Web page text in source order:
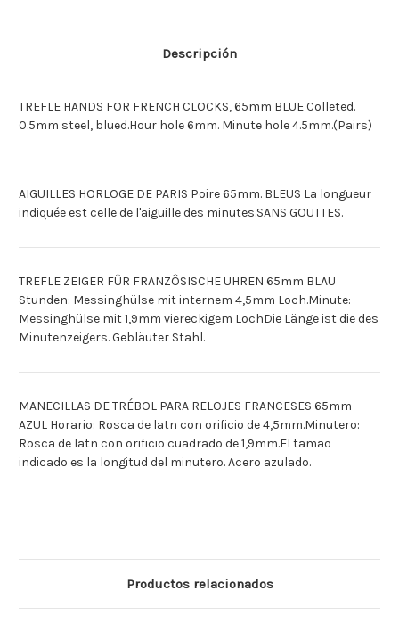
65MM
BLAU
65MM
65MM
BLAU
65MM
Descripción
TREFLE HANDS FOR FRENCH CLOCKS, 65mm BLUE Colleted.
0.5mm steel, blued.Hour hole 6mm. Minute hole 4.5mm.(Pairs)
AIGUILLES HORLOGE DE PARIS Poire 65mm. BLEUS La longueur
indiquée est celle de l'aiguille des minutes.SANS GOUTTES.
TREFLE ZEIGER FÛR FRANZÔSISCHE UHREN 65mm BLAU
Stunden: Messinghülse mit internem 4,5mm Loch.Minute:
Messinghülse mit 1,9mm viereckigem LochDie Länge ist die des
Minutenzeigers. Gebläuter Stahl.
MANECILLAS DE TRÉBOL PARA RELOJES FRANCESES 65mm
AZUL Horario: Rosca de latn con orificio de 4,5mm.Minutero:
Rosca de latn con orificio cuadrado de 1,9mm.El tamao
indicado es la longitud del minutero. Acero azulado.
Productos relacionados